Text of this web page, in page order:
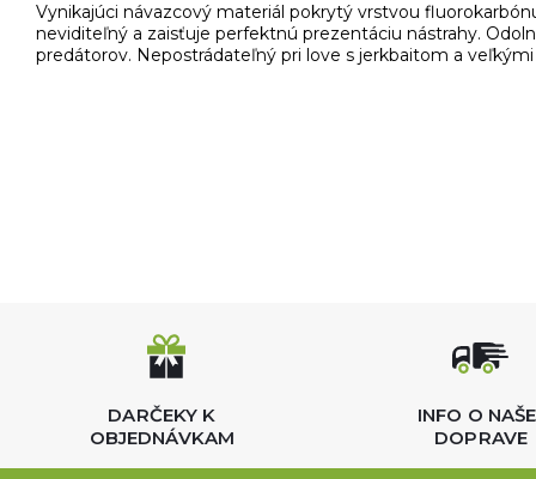
Vynikajúci návazcový materiál pokrytý vrstvou
neviditeľný a zaisťuje perfektnú prezentáciu nástrahy.
predátorov. Nepostrádateľný pri love s jerkbaitom a
DARČEKY K
OBJEDNÁVKAM
INFO O
DOPRAVE